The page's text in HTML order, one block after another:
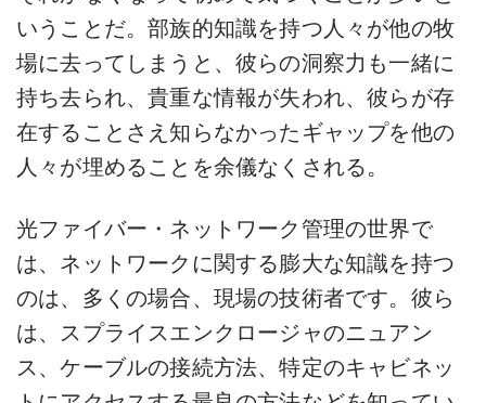
いうことだ。部族的知識を持つ人々が他の牧
場に去ってしまうと、彼らの洞察力も一緒に
持ち去られ、貴重な情報が失われ、彼らが存
在することさえ知らなかったギャップを他の
人々が埋めることを余儀なくされる。
光ファイバー・ネットワーク管理の世界で
は、ネットワークに関する膨大な知識を持つ
のは、多くの場合、現場の技術者です。彼ら
は、スプライスエンクロージャのニュアン
ス、ケーブルの接続方法、特定のキャビネッ